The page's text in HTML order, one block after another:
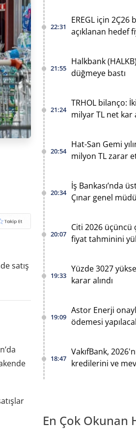
satış
22:31
EREGL için 2Ç26
açıklanan hedef
21:55
Halkbank
düğmeye bastı
21:24
TRHOL bilanço:
milyar TL net kar
20:54
Hat-San Gemi
milyon TL zarar
20:34
İş Bankası’nda
Çınar genel
20:07
Citi 2026
fiyat tahminini
19:33
Yüzde 3027
karar alındı
19:09
Astor Enerji
ödemesi
18:47
VakıfBank,
kredilerini ve
En Çok Okunan